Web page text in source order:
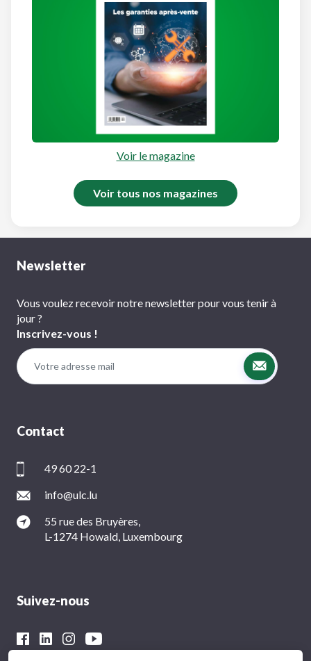
Voir le magazine
Voir tous nos magazines
Newsletter
Vous voulez recevoir notre newsletter pour vous tenir à
jour ?
Inscrivez-vous !
Contact
49 60 22-1
info@ulc.lu
55 rue des Bruyères,
L-1274 Howald, Luxembourg
Suivez-nous